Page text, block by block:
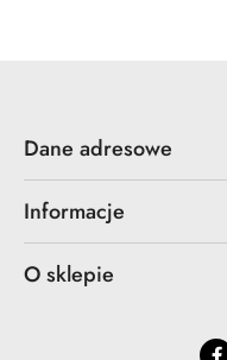
Dane adresowe
Informacje
O sklepie